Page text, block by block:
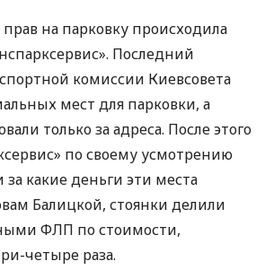
на парковку происходила
Последний
комиссии Киевсовета
мест для парковки, а
только за адреса. После этого
по своему усмотрению
какие деньги эти места
Балицкой, стоянки делили
ФЛП по стоимости,
четыре раза.